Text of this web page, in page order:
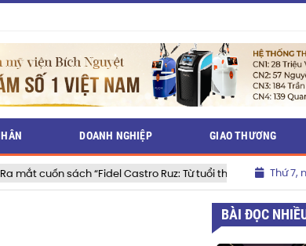
Castro Ruz: Từ tuổi thơ đến huyền thoại” Thứ 7,
DOANH NGHIỆP GIAO THƯƠNG
BÀI ĐỌC